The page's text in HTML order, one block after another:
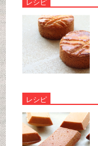
レシピ
レシピ